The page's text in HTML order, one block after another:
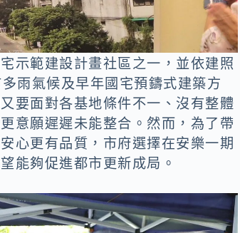
示範建設計畫社區之一，並依建照
雨氣候及早年國宅預鑄式建築方
要面對各基地條件不一、沒有整體
意願遲遲未能整合。然而，為了帶
心更有品質，市府選擇在安樂一期
能夠促進都市更新成局。